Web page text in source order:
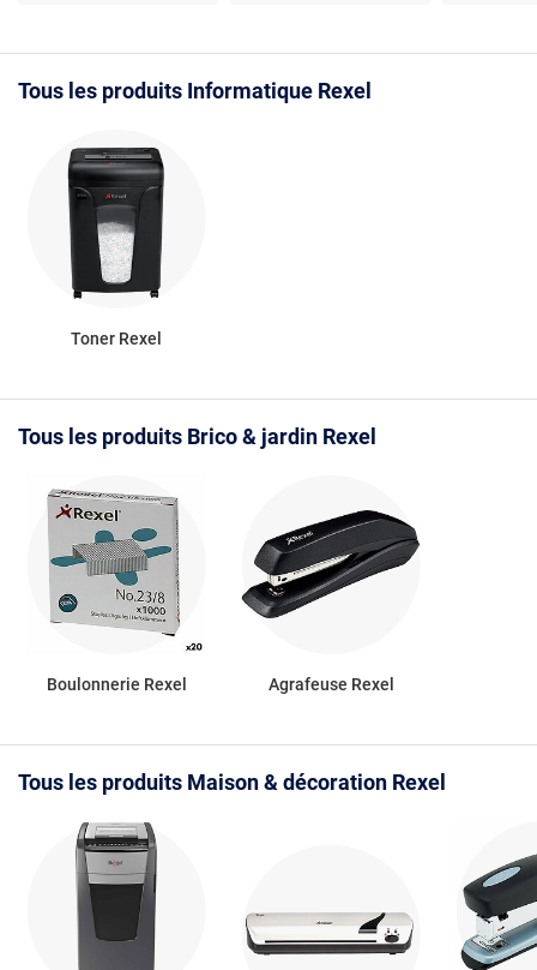
Tous les produits Informatique Rexel
Toner Rexel
Tous les produits Brico & jardin Rexel
Boulonnerie Rexel Agrafeuse Rexel
Tous les produits Maison & décoration Rexel